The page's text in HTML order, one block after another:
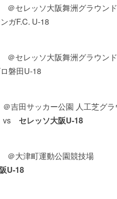
セレッソ大阪舞洲グラウンド
ガF.C. U-18
セレッソ大阪舞洲グラウンド
磐田U-18
田サッカー公園 人工芝グラ
vs セレッソ大阪U-18
大津町運動公園競技場
U-18